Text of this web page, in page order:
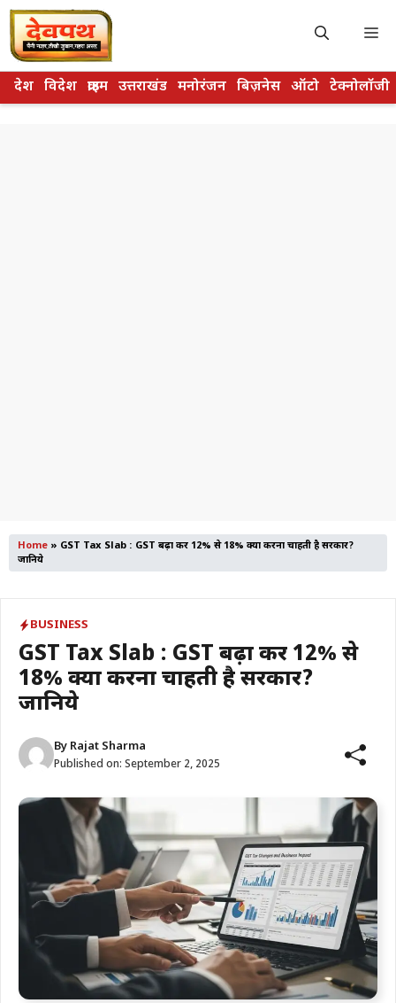
Skip
to
content
देश विदेश क्राइम उत्तराखंड मनोरंजन बिज़नेस ऑटो टेक्नोलॉजी
Home » GST Tax Slab : GST बढ़ा कर 12% से 18% क्यों करना चाहती है सरकार?
जानिये
BUSINESS
GST Tax Slab : GST बढ़ा कर 12% से
18% क्यों करना चाहती है सरकार?
जानिये
By Rajat Sharma
Published on: September 2, 2025